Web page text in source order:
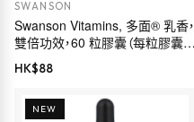
SWANSON
Swanson Vitamins, 多面® 乳香，
雙倍功效，60 粒膠囊（每粒膠囊
800 毫克）
HK$88
NEW